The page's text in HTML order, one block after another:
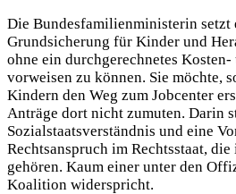
Die Bundesfamilienministerin setzt
Grundsicherung für Kinder und
ohne ein durchgerechnetes
vorweisen zu können. Sie möchte,
Kindern den Weg zum Jobcenter
Anträge dort nicht zumuten. Darin
Sozialstaatsverständnis und eine
Rechtsanspruch im Rechtsstaat,
gehören. Kaum einer unter den
Koalition widerspricht.